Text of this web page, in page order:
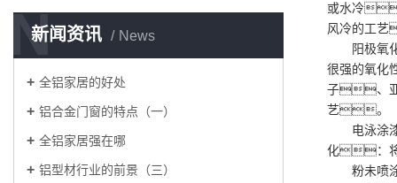
新闻资讯 News
N
全铝家居的好处
铝合金门窗的特点（一）
全铝家居强在哪
铝型材行业的前景（三）
或水冷
风冷的工
阳极
很强的氧化
子、亚
艺。
电泳涂
化：
粉未